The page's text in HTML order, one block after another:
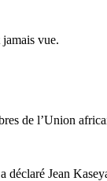
vue.
de l’Union
déclaré Jean